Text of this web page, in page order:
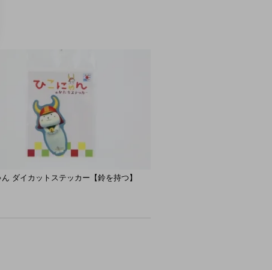
ダイカットステッカー【鈴を持つ】